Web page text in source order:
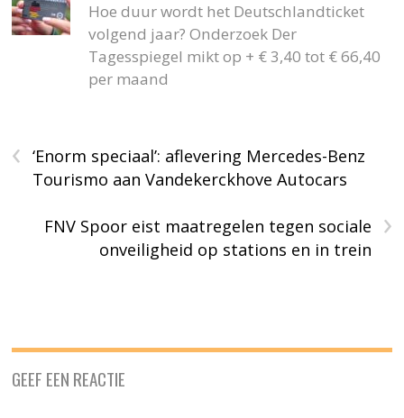
Hoe duur wordt het Deutschlandticket
volgend jaar? Onderzoek Der
Tagesspiegel mikt op + € 3,40 tot € 66,40
per maand
‹
‘Enorm speciaal’: aflevering Mercedes-Benz
Tourismo aan Vandekerckhove Autocars
›
FNV Spoor eist maatregelen tegen sociale
onveiligheid op stations en in trein
GEEF EEN REACTIE